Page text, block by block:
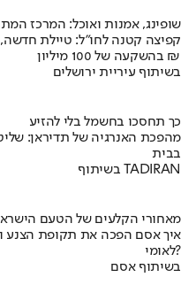
שופינג, אמנות ואוכל: המרכז
קפיצה קטנה לחו"ל: טיילת חדשה,
בהשקעה של 100 מיליון ₪
בשיתוף עיריית ירושלים
כך תחסכו בחשמל בלי להזיע
מהפכת האנרגיה של תדיראן:
בבית
בשיתוף TADIRAN
מאחורי הקלעים של הטעם
לאומי?
בשיתוף אסם